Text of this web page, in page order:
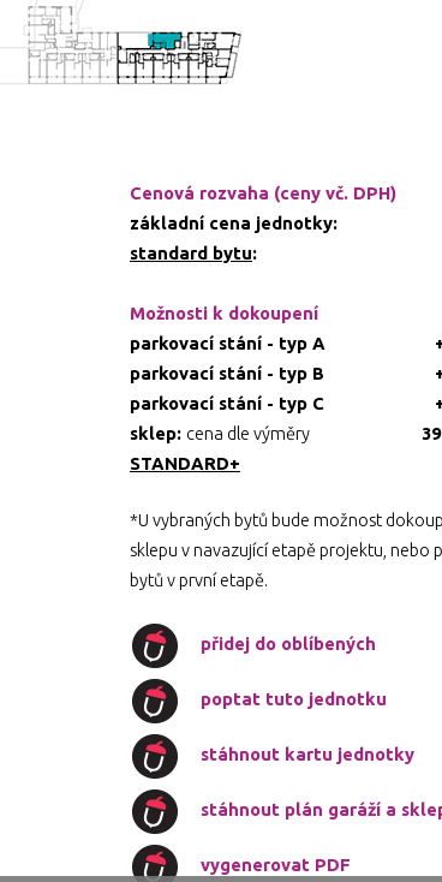
Cenová rozvaha (ceny vč. DPH)
základní cena jednotky:
standard bytu:
Možnosti k dokoupení
parkovací stání - typ A
parkovací stání - typ B
parkovací stání - typ C
sklep: cena dle výměry
STANDARD+
*U vybraných bytů bude možnost
sklepu v navazující etapě projektu, nebo
bytů v první etapě.
přidej do oblíbených
poptat tuto jednotku
stáhnout kartu jednotky
stáhnout plán garáží a
vygenerovat PDF